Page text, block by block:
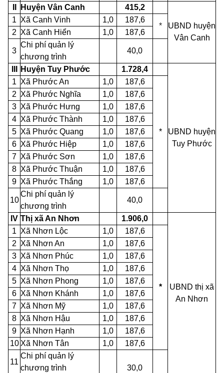
Huyện Vân Canh 415,2
UBND huyện
Vân Canh
1 Xã Canh Vinh 1,0 187,6
*
2 Xã Canh Hiển 1,0 187,6
3
Chi phí quản lý
chương trình
40,0
Huyện Tuy Phước 1.728,4
UBND huyện
Tuy Phước
1 Xã Phước An 1,0 187,6
*
2 Xã Phước Nghĩa 1,0
187,6
3 Xã Phước Hưng 1,0
187,6
4 Xã Phước Thành 1,0
187,6
5 Xã Phước Quang 1,0
187,6
6 Xã Phước Hiệp 1,0
187,6
7 Xã Phước Sơn 1,0
187,6
8 Xã Phước Thuận 1,0
187,6
9 Xã Phước Thắng 1,0 187,6
10
Chi phí quản lý
chương trình
40,0
IV Thị xã An Nhơn 1.906,0
UBND thị xã
An Nhơn
1 Xã Nhơn Lộc 1,0 187,6
*
2 Xã Nhơn An 1,0
187,6
3 Xã Nhơn Phúc 1,0
187,6
4 Xã Nhơn Thọ 1,0
187,6
5 Xã Nhơn Phong 1,0
187,6
6 Xã Nhơn Khánh 1,0
187,6
7 Xã Nhơn Mỹ 1,0
187,6
8 Xã Nhơn Hậu 1,0
187,6
9 Xã Nhơn Hạnh 1,0
187,6
10 Xã Nhơn Tân 1,0 187,6
11
Chi phí quản lý
chương trình
30,0